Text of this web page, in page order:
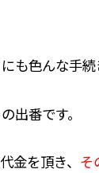
も色んな手
出番です。
金を頂き、 そ